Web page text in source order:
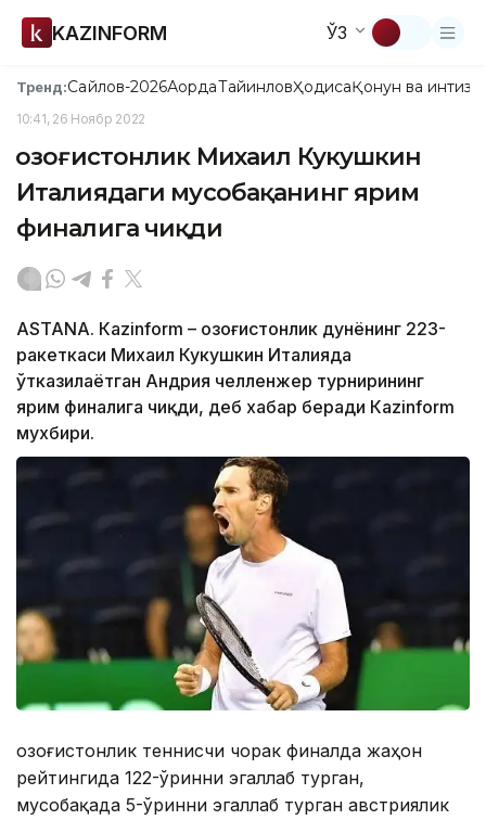
KAZINFORM ЎЗ
Тренд:Сайлов-2026АқордаТайинловҲодисаҚонун ва
10:41, 26 Ноябр 2022
Қозоғистонлик Михаил Кукушкин
Италиядаги мусобақанинг ярим
финалига чиқди
ASTANA. Кazinform – Қозоғистонлик дунёнинг 223-
ракеткаси Михаил Кукушкин Италияда
ўтказилаётган Андрия челленжер турнирининг
ярим финалига чиқди, деб хабар беради Кazinform
мухбири.
Қозоғистонлик теннисчи чорак финалда жаҳон
рейтингида 122-ўринни эгаллаб турган,
мусобақада 5-ўринни эгаллаб турган австриялик